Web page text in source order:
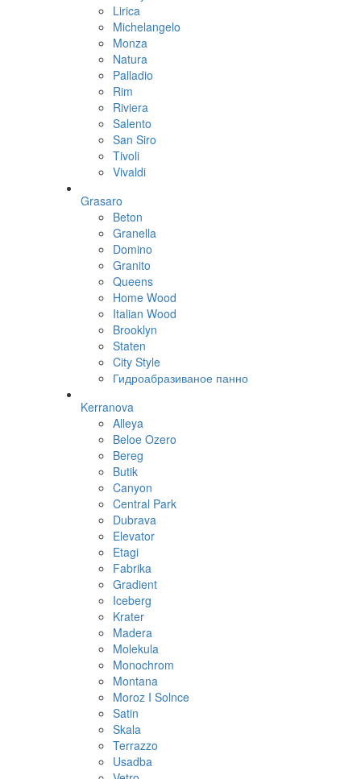
Lirica
Michelangelo
Monza
Natura
Palladio
Rim
Riviera
Salento
San Siro
Tivoli
Vivaldi
Grasaro
Beton
Granella
Domino
Granito
Queens
Home Wood
Italian Wood
Brooklyn
Staten
City Style
Гидроабразиваное панно
Kerranova
Alleya
Beloe Ozero
Bereg
Butik
Canyon
Central Park
Dubrava
Elevator
Etagi
Fabrika
Gradient
Iceberg
Krater
Madera
Molekula
Monochrom
Montana
Moroz I Solnce
Satin
Skala
Terrazzo
Usadba